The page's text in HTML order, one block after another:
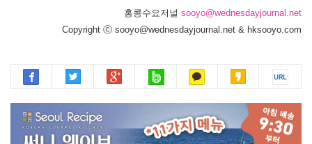
홍콩수요저널 sooyo@wednesdayjournal.net
Copyright ⓒ sooyo@wednesdayjournal.net & hksooyo.com